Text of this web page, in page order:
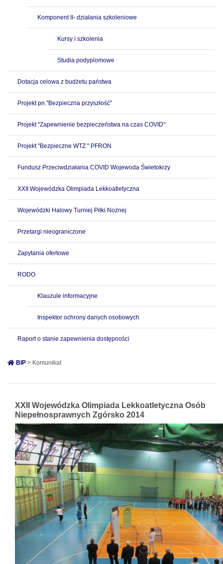
Komponent II- działania szkoleniowe
Kursy i szkolenia
Studia podyplomowe
Dotacja celowa z budżetu państwa
Projekt pn."Bezpieczna przyszłość"
Projekt "Zapewnienie bezpieczeństwa na czas COVID"
Projekt "Bezpieczne WTZ " PFRON
Fundusz Przeciwdziałania COVID Wojewoda Świetokrzy
XXII Wojewódzka Olimpiada Lekkoatletyczna
Wojewódzki Halowy Turniej Piłki Nożnej
Przetargi nieograniczone
Zapytania ofertowe
RODO
Klauzule informacyjne
Inspektor ochrony danych osobowych
Raport o stanie zapewnienia dostępności
BIP > Komunikat
XXII Wojewódzka Olimpiada Lekkoatletyczna Osób
Niepełnosprawnych Zgórsko 2014